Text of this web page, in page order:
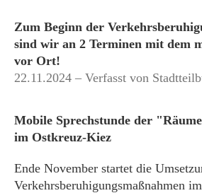
Zum Beginn der
sind wir an 2 Terminen mit dem
vor Ort!
22.11.2024 – Verfasst von
Mobile Sprechstunde der
im Ostkreuz-Kiez
Ende November startet die
Verkehrsberuhigungsmaßnahmen